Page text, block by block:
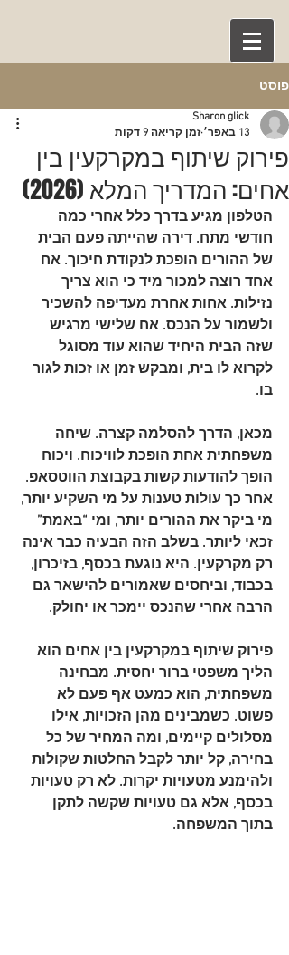
פוסט
פירוק שיתוף במקרקעין בין
אחים: המדריך המלא (2026)
Sharon glick
13 באפר׳
זמן קריאה 9 דקות
הטלפון מגיע בדרך כלל אחרי כמה
חודשי מתח. דירה שהייתה פעם הבית
של ההורים הופכת לנקודת חיכוך. אח
אחד רוצה למכור מיד כי הוא צריך
נזילות. אחות אחרת מעדיפה להשכיר
ולשמור על הנכס. אח שלישי מרגיש
שזה הבית היחיד שהוא עוד מסוגל
לקרוא לו בית, ומבקש זמן או זכות לגור
בו.
מכאן, הדרך להסלמה קצרה. שיחה
משפחתית אחת הופכת לוויכוח. ויכוח
הופך להודעות קשות בקבוצת הווטסאפ.
אחר כך עולות טענות על מי השקיע יותר,
מי ביקר את ההורים יותר, ומי “באמת”
זכאי ליותר. בשלב הזה הבעיה כבר אינה
רק מקרקעין. היא נוגעת בכסף, בזיכרון,
בכבוד, וביחסים שאמורים להישאר גם
הרבה אחרי שהנכס יימכר או יחולק.
פירוק שיתוף במקרקעין בין אחים הוא
הליך משפטי ברור יחסית. מבחינה
משפחתית, הוא כמעט אף פעם לא
פשוט. כשמבינים מהן הזכויות, אילו
מסלולים קיימים, ומה המחיר של כל
בחירה, קל יותר לקבל החלטות שקולות
ולהימנע מטעויות יקרות. לא רק טעויות
בכסף, אלא גם טעויות שקשה לתקן
בתוך המשפחה.